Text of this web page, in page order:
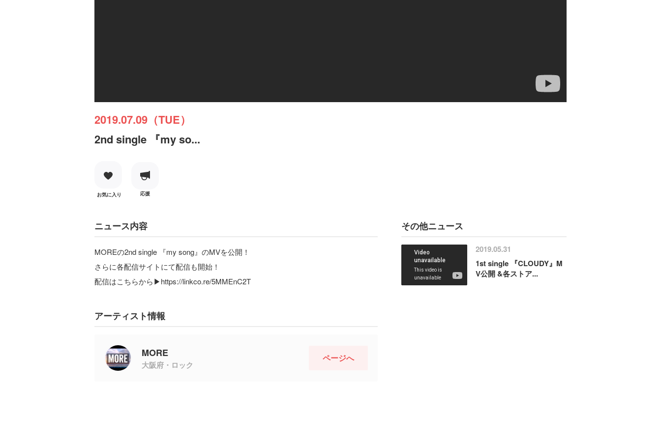
2019.07.09（TUE）
2nd single 『my so...
お気に入り 応援
ニュース内容
MOREの2nd single 『my song』のMVを公開！
さらに各配信サイトにて配信も開始！
配信はこちらから▶︎https://linkco.re/5MMEnC2T
アーティスト情報
MORE
大阪府・ロック
ページへ
その他ニュース
2019.05.31
1st single 『CLOUDY』M
V公開 &各ストア...